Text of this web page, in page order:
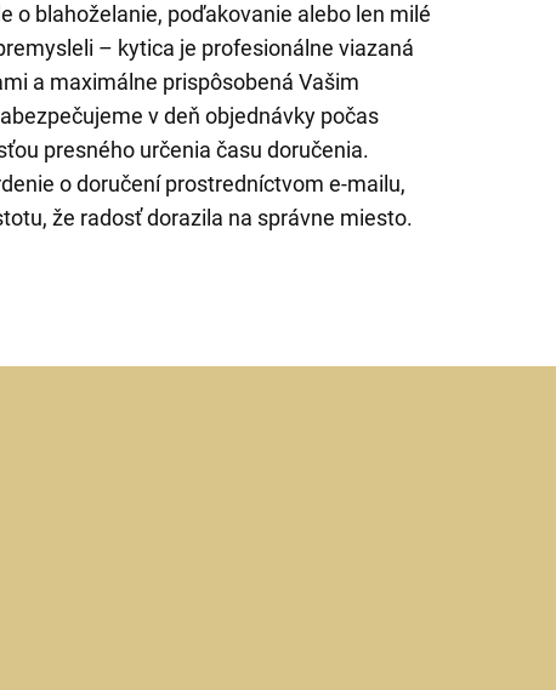
o blahoželanie, poďakovanie alebo len milé
– kytica je profesionálne viazaná
a maximálne prispôsobená Vašim
v deň objednávky počas
presného určenia času doručenia.
o doručení prostredníctvom e-mailu,
že radosť dorazila na správne miesto.